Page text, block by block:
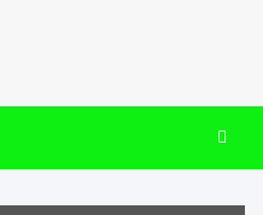
87.7, 106